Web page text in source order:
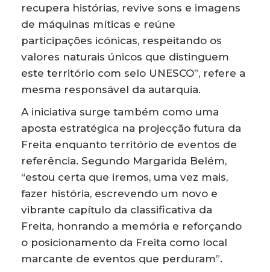
recupera histórias, revive sons e imagens
de máquinas míticas e reúne
participações icónicas, respeitando os
valores naturais únicos que distinguem
este território com selo UNESCO”, refere a
mesma responsável da autarquia.
A iniciativa surge também como uma
aposta estratégica na projecção futura da
Freita enquanto território de eventos de
referência. Segundo Margarida Belém,
“estou certa que iremos, uma vez mais,
fazer história, escrevendo um novo e
vibrante capítulo da classificativa da
Freita, honrando a memória e reforçando
o posicionamento da Freita como local
marcante de eventos que perduram”.